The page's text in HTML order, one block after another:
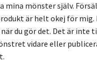
mina mönster själv.
är helt okej för mig.
du gör det. Det är
vidare eller